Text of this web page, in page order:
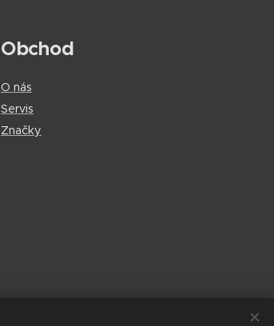
Obchod
O nás
Servis
Značky